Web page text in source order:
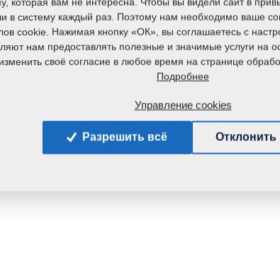
в систему каждый раз. Поэтому нам необходимо ваше
cookie. Нажимая кнопку «ОК», вы соглашаетесь с
нам предоставлять полезные и значимые услуги на
своё согласие в любое время на странице
Подробнее
Управление cookies
Разрешить всё Отклонить